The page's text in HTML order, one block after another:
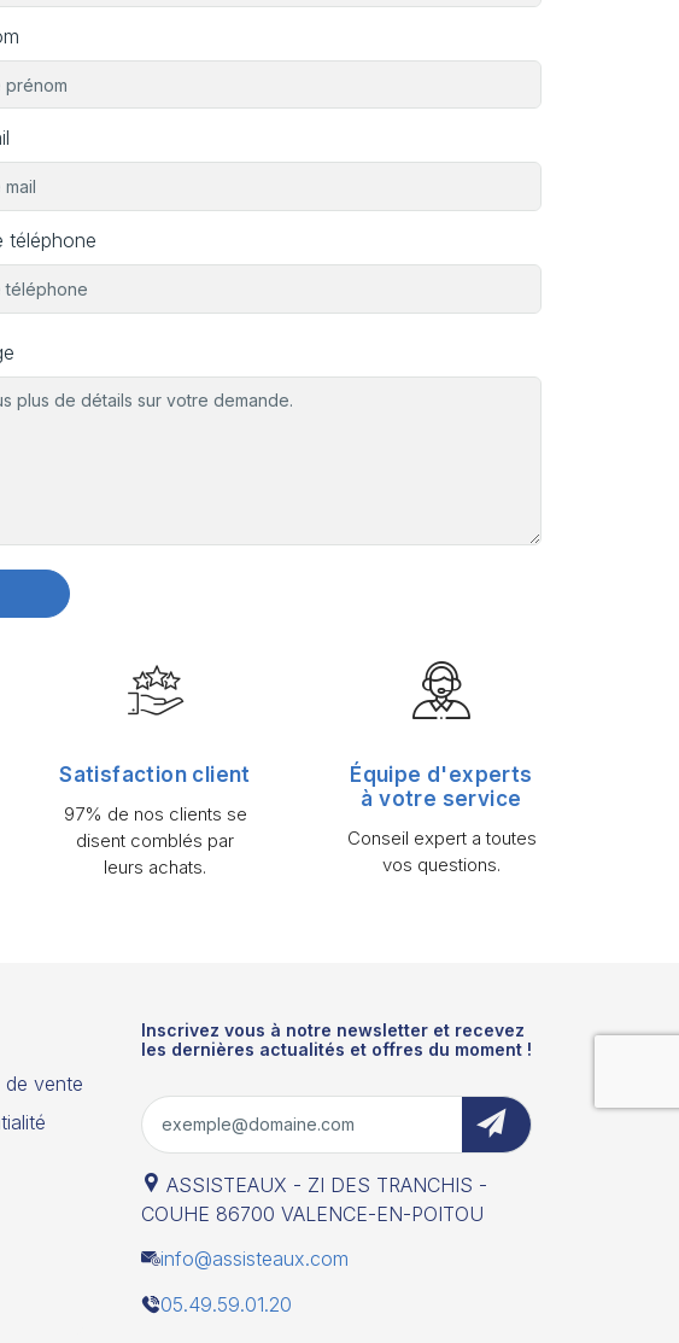
téléphone
Satisfaction client
97% de nos clients se
disent comblés par
leurs achats.
Équipe d'experts
à votre service
Conseil expert a toutes
vos questions.
de vente
Inscrivez vous à notre newsletter et recevez
les dernières actualités et offres du moment !
ASSISTEAUX - ZI DES TRANCHIS -
COUHE 86700 VALENCE-EN-POITOU
info@assisteaux.com
05.49.59.01.20